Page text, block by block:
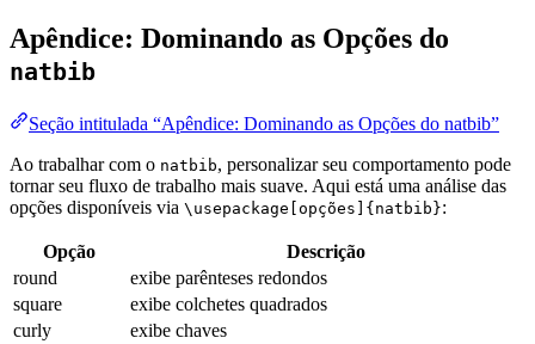
Apêndice: Dominando as Opções do
natbib
Seção intitulada “Apêndice: Dominando as Opções do natbib”
Ao trabalhar com o natbib, personalizar seu comportamento pode
tornar seu fluxo de trabalho mais suave. Aqui está uma análise das
opções disponíveis via \usepackage[opções]{natbib}:
Opção
Descrição
round
exibe parênteses redondos
square
exibe colchetes quadrados
curly
exibe chaves